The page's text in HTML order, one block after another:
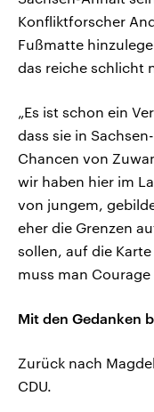
Konfliktforscher
Fußmatte
das reiche schlicht
„Es ist schon ein
dass sie in
Chancen von
wir haben hier im
von jungem,
eher die Grenzen
sollen, auf die
muss man Courage
Mit den Gedanken
Zurück nach
CDU.